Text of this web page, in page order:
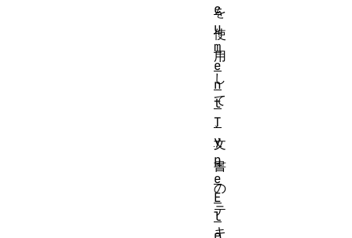
を
使
用
し
て
、
文
書
の
テ
キ
c
u
m
e
n
t
T
y
p
e
E
l